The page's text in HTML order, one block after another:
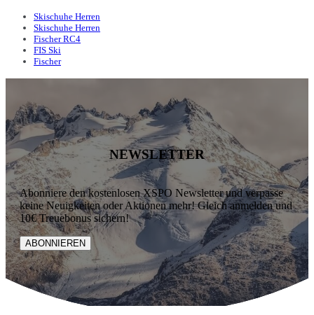
Skischuhe Herren
Skischuhe Herren
Fischer RC4
FIS Ski
Fischer
NEWSLETTER
Abonniere den kostenlosen XSPO Newsletter und verpasse
keine Neuigkeiten oder Aktionen mehr! Gleich anmelden und
10€ Treuebonus sichern!
ABONNIEREN